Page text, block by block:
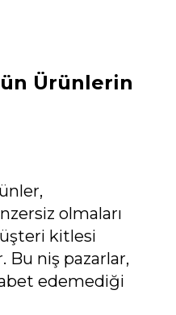
Ürünlerin
olmaları
kitlesi
Bu niş pazarlar,
edemediği